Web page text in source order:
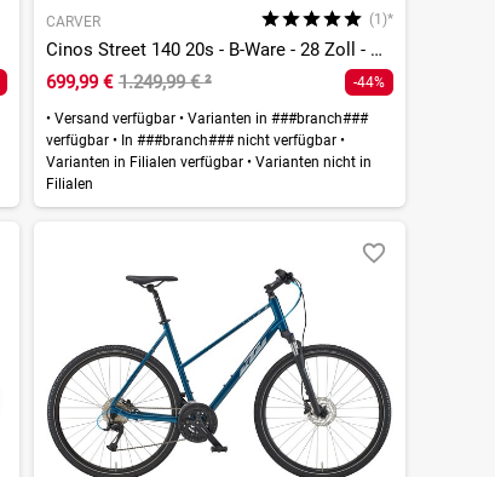
CARVER (1)*
Cinos Street 140 20s - B-Ware - 28 Zoll - Diamant
699,99 € 1.249,99 €² -44%
•Versand verfügbar •Varianten in ###branch###
verfügbar •In ###branch### nicht verfügbar •
Varianten in Filialen verfügbar •Varianten nicht in
Filialen